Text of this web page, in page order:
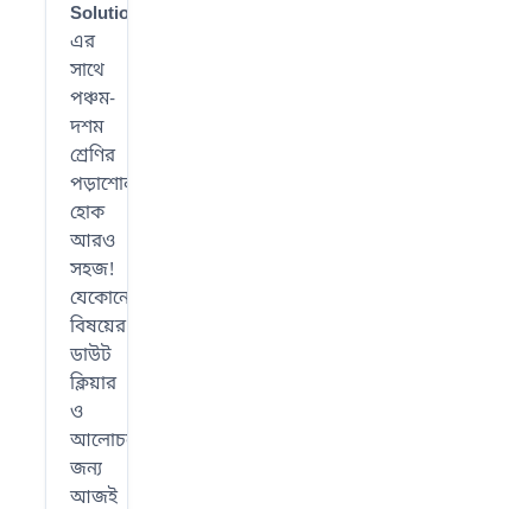
SolutionWBBSE
এর
সাথে
পঞ্চম-
দশম
শ্রেণির
পড়াশোনা
হোক
আরও
সহজ!
যেকোনো
বিষয়ের
ডাউট
ক্লিয়ার
ও
আলোচনার
জন্য
আজই